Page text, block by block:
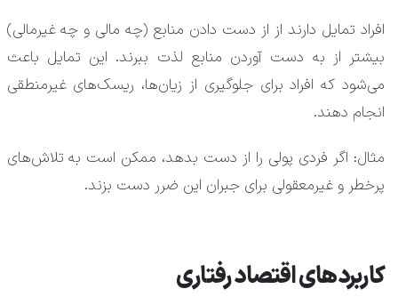
افراد تمایل دارند از از دست دادن منابع (چه مالی و چه غیرمالی)
بیشتر از به دست آوردن منابع لذت ببرند. این تمایل باعث
می‌شود که افراد برای جلوگیری از زیان‌ها، ریسک‌های غیرمنطقی
انجام دهند.
مثال: اگر فردی پولی را از دست بدهد، ممکن است به تلاش‌های
پرخطر و غیرمعقولی برای جبران این ضرر دست بزند.
کاربردهای اقتصاد رفتاری